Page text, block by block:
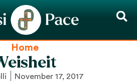
Home
November 17, 2017